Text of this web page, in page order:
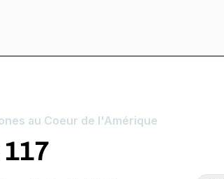
au Coeur de l'Amérique
117